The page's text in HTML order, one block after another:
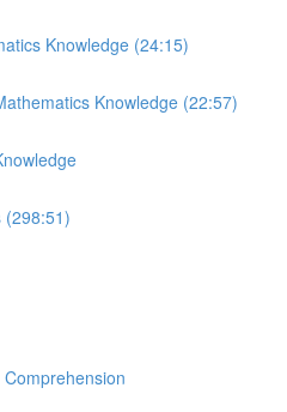
Knowledge (24:15)
Knowledge (22:57)
(298:51)